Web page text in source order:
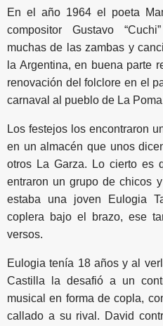
En el año 1964 el poeta
compositor Gustavo
muchas de las zambas y
la Argentina, en buena parte
renovación del folclore en el
carnaval al pueblo de La
Los festejos los encontraron
en un almacén que unos
otros La Garza. Lo cierto es
entraron un grupo de chicos
estaba una joven Eulogia
coplera bajo el brazo, ese
versos.
Eulogia tenía 18 años y al
Castilla la desafió a un
musical en forma de copla,
callado a su rival. David